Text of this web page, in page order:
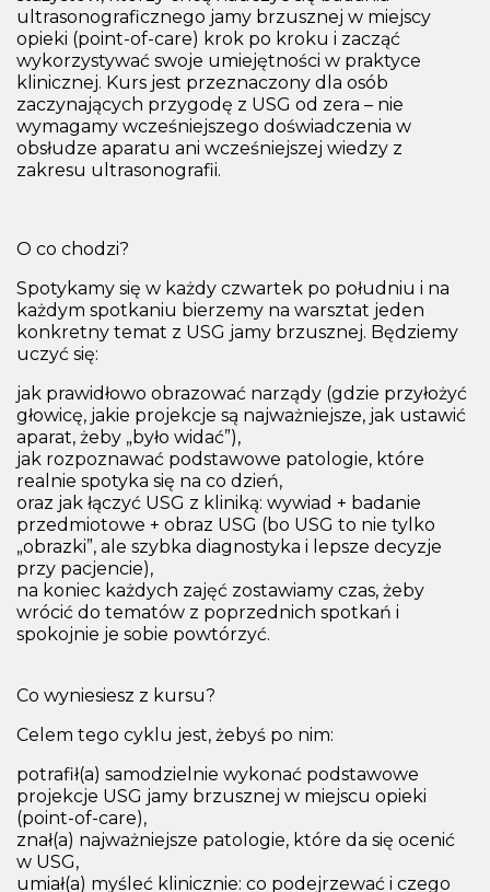
ultrasonograficznego jamy brzusznej w miejscy
opieki (point-of-care) krok po kroku i zacząć
wykorzystywać swoje umiejętności w praktyce
klinicznej. Kurs jest przeznaczony dla osób
zaczynających przygodę z USG od zera – nie
wymagamy wcześniejszego doświadczenia w
obsłudze aparatu ani wcześniejszej wiedzy z
zakresu ultrasonografii.
O co chodzi?
Spotykamy się w każdy czwartek po południu i na
każdym spotkaniu bierzemy na warsztat jeden
konkretny temat z USG jamy brzusznej. Będziemy
uczyć się:
jak prawidłowo obrazować narządy (gdzie przyłożyć
głowicę, jakie projekcje są najważniejsze, jak ustawić
aparat, żeby „było widać”),
jak rozpoznawać podstawowe patologie, które
realnie spotyka się na co dzień,
oraz jak łączyć USG z kliniką: wywiad + badanie
przedmiotowe + obraz USG (bo USG to nie tylko
„obrazki”, ale szybka diagnostyka i lepsze decyzje
przy pacjencie),
na koniec każdych zajęć zostawiamy czas, żeby
wrócić do tematów z poprzednich spotkań i
spokojnie je sobie powtórzyć.
Co wyniesiesz z kursu?
Celem tego cyklu jest, żebyś po nim:
potrafił(a) samodzielnie wykonać podstawowe
projekcje USG jamy brzusznej w miejscu opieki
(point-of-care),
znał(a) najważniejsze patologie, które da się ocenić
w USG,
umiał(a) myśleć klinicznie: co podejrzewać i czego